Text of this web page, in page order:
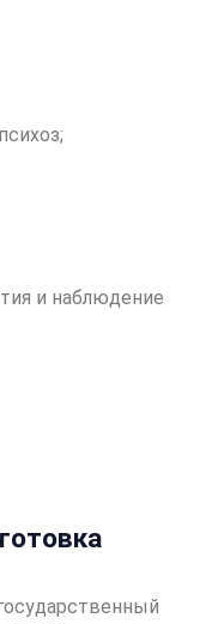
и наблюдение